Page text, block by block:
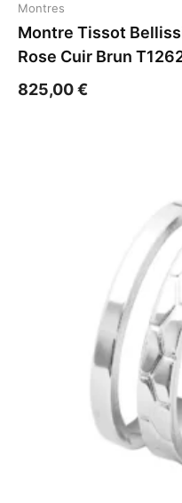
Montres
Montre Tissot
Rose Cuir Brun
825,00€